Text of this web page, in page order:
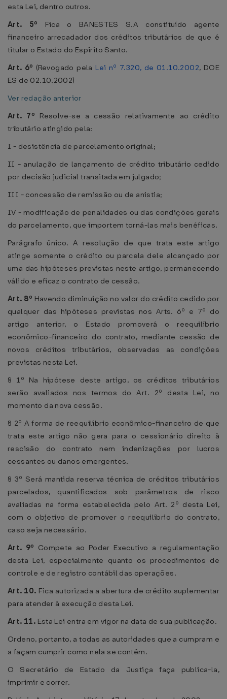
esta Lei, dentro outros.
Art. 5º Fica o BANESTES S.A constituído agente
financeiro arrecadador dos créditos tributários de que é
titular o Estado do Espírito Santo.
Art. 6º (Revogado pela Lei nº 7.320, de 01.10.2002, DOE
ES de 02.10.2002)
Ver redação anterior
Art. 7º Resolve-se a cessão relativamente ao crédito
tributário atingido pela:
I - desistência de parcelamento original;
II - anulação de lançamento de crédito tributário cedido
por decisão judicial transitada em julgado;
III - concessão de remissão ou de anistia;
IV - modificação de penalidades ou das condições gerais
do parcelamento, que importem torná-las mais benéficas.
Parágrafo único. A resolução de que trata este artigo
atinge somente o crédito ou parcela dele alcançado por
uma das hipóteses previstas neste artigo, permanecendo
válido e eficaz o contrato de cessão.
Art. 8º Havendo diminuição no valor do crédito cedido por
qualquer das hipóteses previstas nos Arts. 6º e 7º do
artigo anterior, o Estado promoverá o reequilíbrio
econômico-financeiro do contrato, mediante cessão de
novos créditos tributários, observadas as condições
previstas nesta Lei.
§ 1º Na hipótese deste artigo, os créditos tributários
serão avaliados nos termos do Art. 2º desta Lei, no
momento da nova cessão.
§ 2º A forma de reequilíbrio econômico-financeiro de que
trata este artigo não gera para o cessionário direito à
rescisão do contrato nem indenizações por lucros
cessantes ou danos emergentes.
§ 3º Será mantida reserva técnica de créditos tributários
parcelados, quantificados sob parâmetros de risco
avaliadas na forma estabelecida pelo Art. 2º desta Lei,
com o objetivo de promover o reequilíbrio do contrato,
caso seja necessário.
Art. 9º Compete ao Poder Executivo a regulamentação
desta Lei, especialmente quanto os procedimentos de
controle e de registro contábil das operações.
Art. 10. Fica autorizada a abertura de crédito suplementar
para atender à execução desta Lei.
Art. 11. Esta Lei entra em vigor na data de sua publicação.
Ordeno, portanto, a todas as autoridades que a cumpram e
a façam cumprir como nela se contém.
O Secretário de Estado da Justiça faça publica-la,
imprimir e correr.